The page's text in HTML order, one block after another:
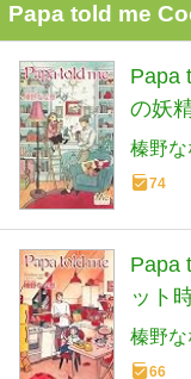
Papa told me
Papa
の妖
榛野
74
Papa
ット
榛野
66